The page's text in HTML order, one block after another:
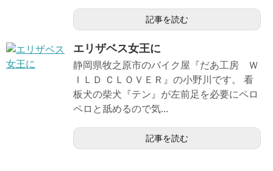
記事を読む
エリザベス女王に
静岡県牧之原市のバイク屋『だあ工房 Ｗ
ＩＬＤ ＣＬＯＶＥＲ』の小野川です。 看
板犬の柴犬『テン』が左前足を必要にペロ
ペロと舐めるので気...
記事を読む